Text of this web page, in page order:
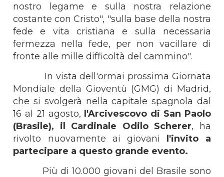
nostro legame e sulla nostra relazione
costante con Cristo", "sulla base della nostra
fede e vita cristiana e sulla necessaria
fermezza nella fede, per non vacillare di
fronte alle mille difficoltà del cammino".
In vista dell'ormai prossima Giornata
Mondiale della Gioventù (GMG) di Madrid,
che si svolgerà nella capitale spagnola dal
16 al 21 agosto, l'Arcivescovo di San Paolo
(Brasile), il Cardinale Odilo Scherer, ha
rivolto nuovamente ai giovani l'invito a
partecipare a questo grande evento.
Più di 10.000 giovani del Brasile sono